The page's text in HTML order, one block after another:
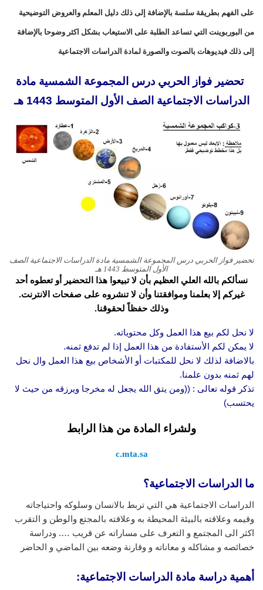
على الفهم بطريقة سلسة بالإضافة إلى ذلك دليل المعلم والعروض التوضيحية
من البوربوينت التي تساعد الطلبة على الاستيعاب بشكل اكثر وضوحا بالإضافة
إلى ذلك فيديوهات بالصوت والصورة لمادة الدراسات الاجتماعية
تحضير فواز الحربي درس المجموعة الشمسية مادة
الدراسات الاجتماعية الصف الأول المتوسط 1443 هـ
تحضير فواز الحربي درس المجموعة الشمسية مادة الدراسات الاجتماعية الصف
الأول المتوسط 1443 هـ
نسألكم بالله العلي العظيم بأن لا تبيعوا هذا التحضير أو تعطوه أحد
غيركم إلا بعلمنا وموافقتنا وأن لا تنشروه على صفحات الانترنت.
وذلك حفظاً لحقوقنا.
لا نحل لكم بيع هذا العمل وكل محتوياته.
لا يمكن لكم الأستفادة من هذا العمل إذا لم تدفع ثمنه.
بالاضافة لذلك لا نحل للمكتبات أو الأشخاص بيع هذا العمل وال نحل
لهم ثمنه بدون علمنا.
تذكر قوله تعالى : ((ومن يتق الله يجعل له مخرجا ويرزقه من حيث لا
يحتسب)
ولشراء المادة من هذا الرابط
c.mta.sa
ما الدراسات الاجتماعية؟
الدراسات الاجتماعية هي التي تربط بالانسان وسلوكه واحتياجاته
وقيمه وعلاقته بالبيئة المحيطة به وعلاقته بالمجتع والوطن و التقرب
اكثر الى المجتمع و التعرف على مساراته عن قريب …. ودراسة
خصائصه و مشاكله و معاناته و وقارنة وضعه بين الماضي و الحاضر
أهمية دراسة مادة الدراسات الاجتماعية: